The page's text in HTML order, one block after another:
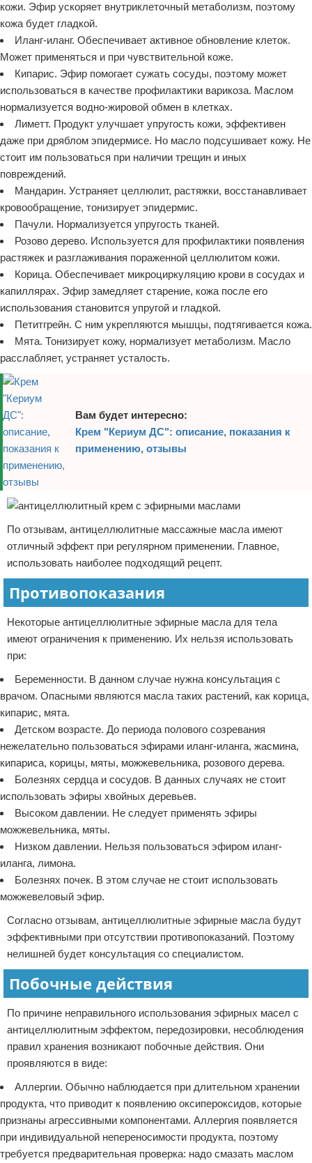
кожи. Эфир ускоряет внутриклеточный метаболизм, поэтому
кожа будет гладкой.
Иланг-иланг. Обеспечивает активное обновление клеток.
Может применяться и при чувствительной коже.
Кипарис. Эфир помогает сужать сосуды, поэтому может
использоваться в качестве профилактики варикоза. Маслом
нормализуется водно-жировой обмен в клетках.
Лиметт. Продукт улучшает упругость кожи, эффективен
даже при дряблом эпидермисе. Но масло подсушивает кожу. Не
стоит им пользоваться при наличии трещин и иных
повреждений.
Мандарин. Устраняет целлюлит, растяжки, восстанавливает
кровообращение, тонизирует эпидермис.
Пачули. Нормализуется упругость тканей.
Розово дерево. Используется для профилактики появления
растяжек и разглаживания пораженной целлюлитом кожи.
Корица. Обеспечивает микроциркуляцию крови в сосудах и
капиллярах. Эфир замедляет старение, кожа после его
использования становится упругой и гладкой.
Петитгрейн. С ним укрепляются мышцы, подтягивается кожа.
Мята. Тонизирует кожу, нормализует метаболизм. Масло
расслабляет, устраняет усталость.
Вам будет интересно:
Крем "Кериум ДС": описание, показания к
применению, отзывы
По отзывам, антицеллюлитные массажные масла имеют
отличный эффект при регулярном применении. Главное,
использовать наиболее подходящий рецепт.
Противопоказания
Некоторые антицеллюлитные эфирные масла для тела
имеют ограничения к применению. Их нельзя использовать
при:
Беременности. В данном случае нужна консультация с
врачом. Опасными являются масла таких растений, как корица,
кипарис, мята.
Детском возрасте. До периода полового созревания
нежелательно пользоваться эфирами иланг-иланга, жасмина,
кипариса, корицы, мяты, можжевельника, розового дерева.
Болезнях сердца и сосудов. В данных случаях не стоит
использовать эфиры хвойных деревьев.
Высоком давлении. Не следует применять эфиры
можжевельника, мяты.
Низком давлении. Нельзя пользоваться эфиром иланг-
иланга, лимона.
Болезнях почек. В этом случае не стоит использовать
можжевеловый эфир.
Согласно отзывам, антицеллюлитные эфирные масла будут
эффективными при отсутствии противопоказаний. Поэтому
нелишней будет консультация со специалистом.
Побочные действия
По причине неправильного использования эфирных масел с
антицеллюлитным эффектом, передозировки, несоблюдения
правил хранения возникают побочные действия. Они
проявляются в виде:
Аллергии. Обычно наблюдается при длительном хранении
продукта, что приводит к появлению оксипероксидов, которые
признаны агрессивными компонентами. Аллергия появляется
при индивидуальной непереносимости продукта, поэтому
требуется предварительная проверка: надо смазать маслом